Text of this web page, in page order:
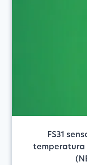
FS31
temperatura